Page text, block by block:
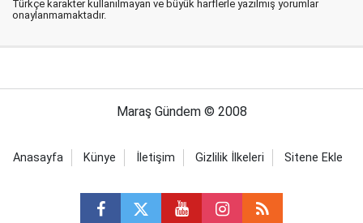
Türkçe karakter kullanılmayan ve büyük harflerle yazılmış yorumlar
onaylanmamaktadır.
Maraş Gündem © 2008
Anasayfa Künye İletişim Gizlilik İlkeleri Sitene Ekle